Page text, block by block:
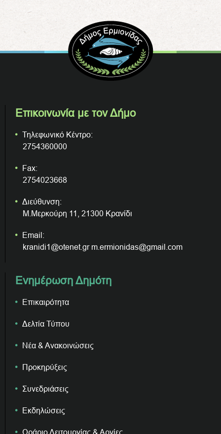
Επικοινωνία με τον Δήμο
Τηλεφωνικό Κέντρο:
2754360000
Fax:
2754023668
Διεύθυνση:
Μ.Μερκούρη 11, 21300 Κρανίδι
Email:
kranidi1@otenet.gr m.ermionidas@gmail.com
Ενημέρωση Δημότη
Επικαιρότητα
Δελτία Τύπου
Νέα & Ανακοινώσεις
Προκηρύξεις
Συνεδριάσεις
Εκδηλώσεις
Ωράριο Λειτουργίας & Αργίες